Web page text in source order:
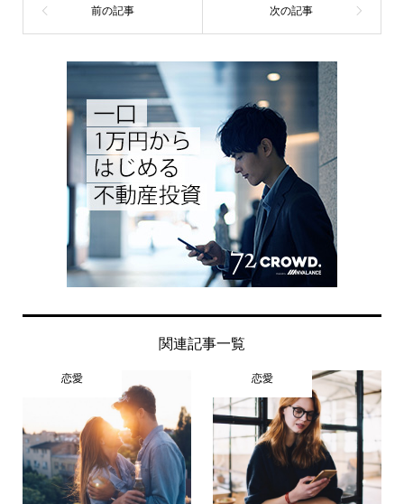
関連記事一覧
恋愛 恋愛